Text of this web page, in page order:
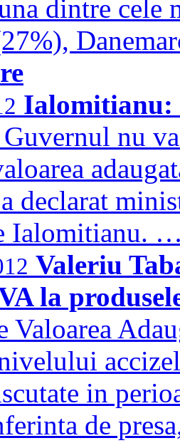
dintre cele
Ialomitianu:
Guvernul nu
declarat
Ialomitianu.
Valeriu
la
Valoarea
in
de